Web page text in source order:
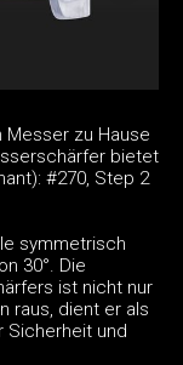
zu Hause
bietet
#270, Step 2
symmetrisch
30°. Die
ist nicht nur
raus, dient er als
Sicherheit und